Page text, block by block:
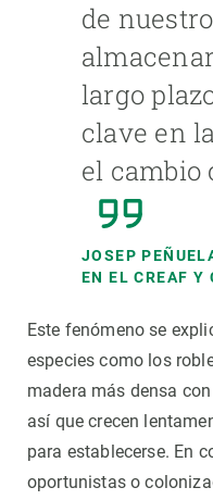
de
largo
clave en
el
JOSEP
EN EL CREAF Y
Este fenómeno se
especies como los
madera más densa
así que crecen
para establecerse. En
oportunistas o